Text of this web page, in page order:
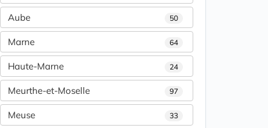
Aube 50
Marne 64
Haute-Marne 24
Meurthe-et-Moselle 97
Meuse 33